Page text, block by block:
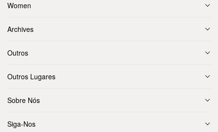
Women
Archives
Outros
Outros Lugares
Sobre Nós
Siga-Nos